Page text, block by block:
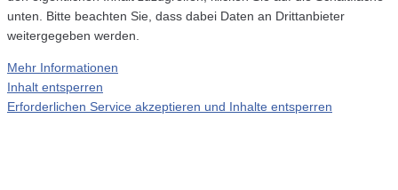
unten. Bitte beachten Sie, dass dabei Daten an Drittanbieter
weitergegeben werden.
Mehr Informationen
Inhalt entsperren
Erforderlichen Service akzeptieren und Inhalte entsperren